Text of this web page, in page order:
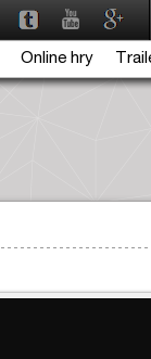
Online hry